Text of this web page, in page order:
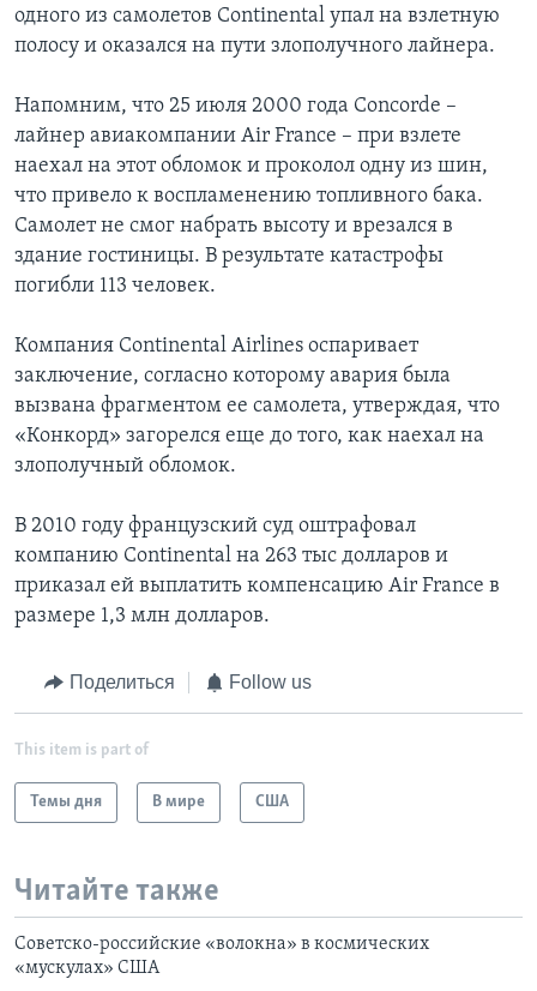
одного из самолетов Continental упал на взлетную
полосу и оказался на пути злополучного лайнера.
Напомним, что 25 июля 2000 года Concorde –
лайнер авиакомпании Air France – при взлете
наехал на этот обломок и проколол одну из шин,
что привело к воспламенению топливного бака.
Самолет не смог набрать высоту и врезался в
здание гостиницы. В результате катастрофы
погибли 113 человек.
Компания Continental Airlines оспаривает
заключение, согласно которому авария была
вызвана фрагментом ее самолета, утверждая, что
«Конкорд» загорелся еще до того, как наехал на
злополучный обломок.
В 2010 году французский суд оштрафовал
компанию Continental на 263 тыс долларов и
приказал ей выплатить компенсацию Air France в
размере 1,3 млн долларов.
Поделиться Follow us
This item is part of
Темы дня В мире США
Читайте также
Советско-российские «волокна» в космических
«мускулах» США